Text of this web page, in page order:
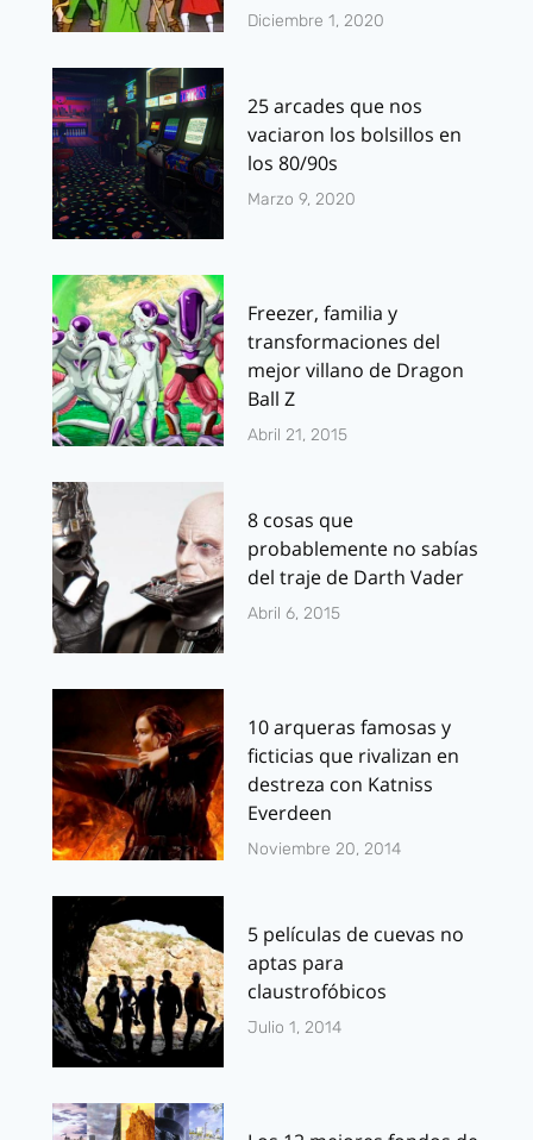
Diciembre 1, 2020
25 arcades que nos
vaciaron los bolsillos en
los 80/90s
Marzo 9, 2020
Freezer, familia y
transformaciones del
mejor villano de Dragon
Ball Z
Abril 21, 2015
8 cosas que
probablemente no sabías
del traje de Darth Vader
Abril 6, 2015
10 arqueras famosas y
ficticias que rivalizan en
destreza con Katniss
Everdeen
Noviembre 20, 2014
5 películas de cuevas no
aptas para
claustrofóbicos
Julio 1, 2014